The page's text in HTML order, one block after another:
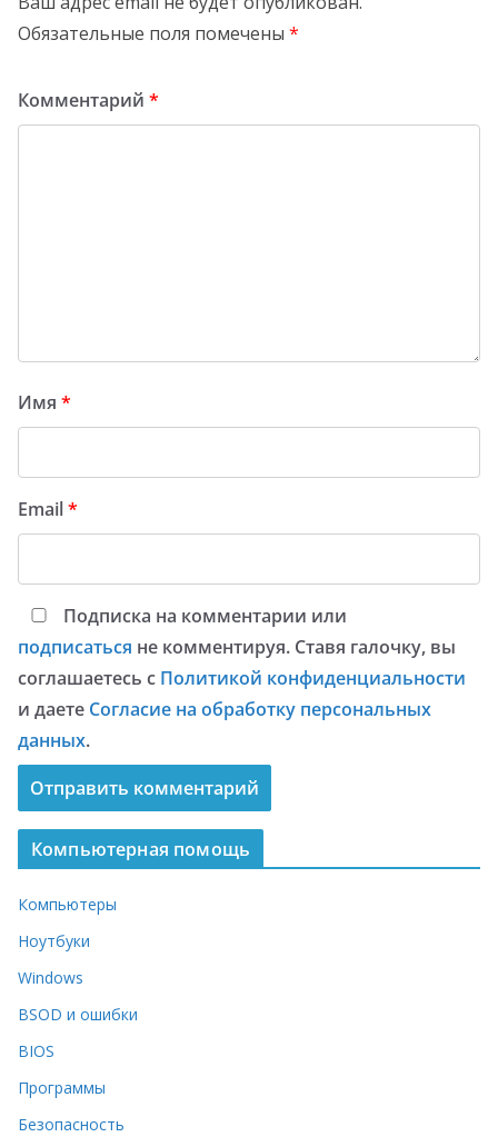
Обязательные поля помечены *
Комментарий *
Имя *
Email*
Подписка на комментарии или
подписаться не комментируя. Ставя галочку, вы
соглашаетесь с Политикой конфиденциальности
и даете Согласие на обработку персональных
данных.
Компьютерная помощь
Компьютеры
Ноутбуки
Windows
BSOD и ошибки
BIOS
Программы
Безопасность